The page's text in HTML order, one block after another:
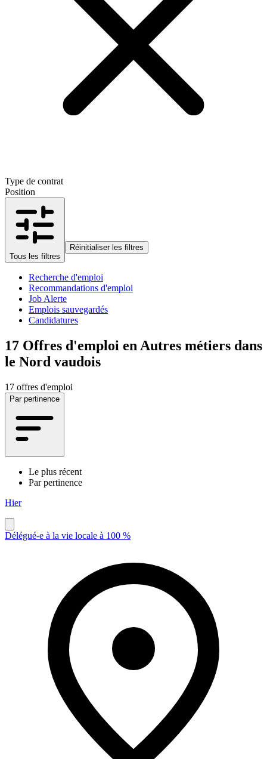
Type de contrat
Position
Tous les filtres
Réinitialiser les filtres
Recherche d'emploi
Recommandations d'emploi
Job Alerte
Emplois sauvegardés
Candidatures
17 Offres d'emploi en Autres métiers dans
le Nord vaudois
17 offres d'emploi
Par pertinence
Le plus récent
Par pertinence
Hier
Délégué-e à la vie locale à 100 %